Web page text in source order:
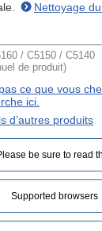
Nettoyage
/ C5150 / C5140
de produit)
ce que vous
ici.
d’autres produits
be sure to read
Supported browsers